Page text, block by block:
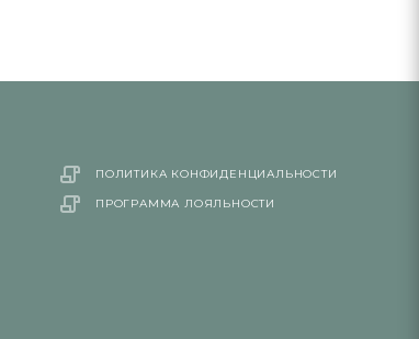
ПОЛИТИКА КОНФИДЕНЦИАЛЬНОСТИ
ПРОГРАММА ЛОЯЛЬНОСТИ